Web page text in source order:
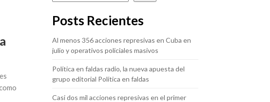
Posts Recientes
Al menos 356 acciones represivas en Cuba en
julio y operativos policiales masivos
Política en faldas radio, la nueva apuesta del
grupo editorial Política en faldas
Casi dos mil acciones represivas en el primer